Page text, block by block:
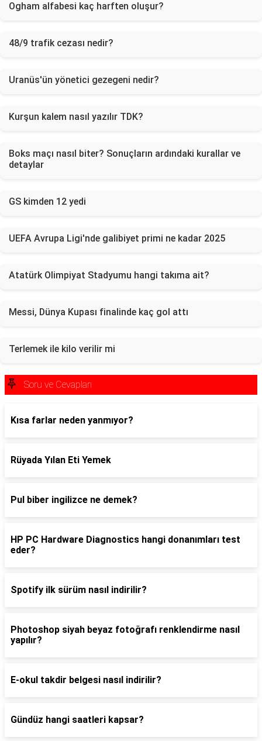
Ogham alfabesi kaç harften oluşur?
48/9 trafik cezası nedir?
Uranüs'ün yönetici gezegeni nedir?
Kurşun kalem nasıl yazılır TDK?
Boks maçı nasıl biter? Sonuçların ardındaki kurallar ve
detaylar
GS kimden 12 yedi
UEFA Avrupa Ligi'nde galibiyet primi ne kadar 2025
Atatürk Olimpiyat Stadyumu hangi takıma ait?
Messi, Dünya Kupası finalinde kaç gol attı
Terlemek ile kilo verilir mi
Soru ve Cevapları
Kısa farlar neden yanmıyor?
Rüyada Yılan Eti Yemek
Pul biber ingilizce ne demek?
HP PC Hardware Diagnostics hangi donanımları test
eder?
Spotify ilk sürüm nasıl indirilir?
Photoshop siyah beyaz fotoğrafı renklendirme nasıl
yapılır?
E-okul takdir belgesi nasıl indirilir?
Gündüz hangi saatleri kapsar?